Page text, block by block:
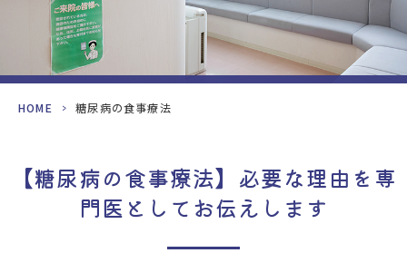
HOME > 糖尿病の食事療法
【糖尿病の食事療法】必要な理由を専
門医としてお伝えします